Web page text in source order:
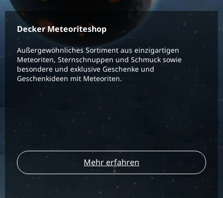
Decker Meteoriteshop
Außergewöhnliches Sortiment aus einzigartigen
Meteoriten, Sternschnuppen und Schmuck sowie
besondere und exklusive Geschenke und
Geschenkideen mit Meteoriten.
Mehr erfahren